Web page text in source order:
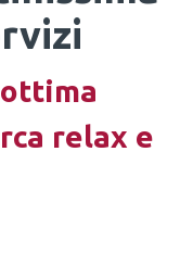
relax e